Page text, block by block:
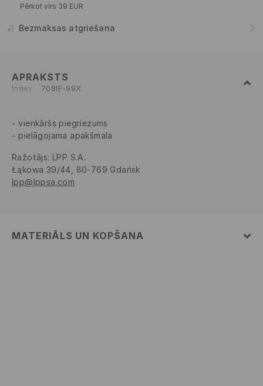
Pērkot virs 39 EUR
Bezmaksas atgriešana
APRAKSTS
Index 708IF-99X
vienkāršs piegriezums
pielāgojama apakšmala
Ražotājs: LPP S.A.
Łąkowa 39/44, 80-769 Gdańsk
lpp@lppsa.com
MATERIĀLS UN KOPŠANA